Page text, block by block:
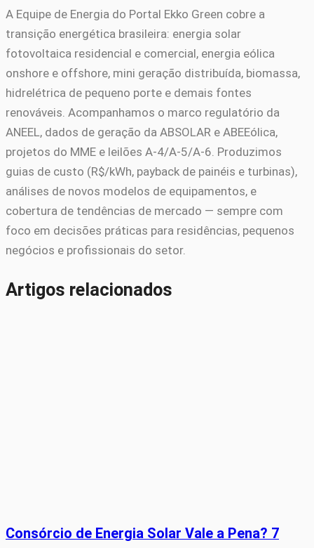
A Equipe de Energia do Portal Ekko Green cobre a
transição energética brasileira: energia solar
fotovoltaica residencial e comercial, energia eólica
onshore e offshore, mini geração distribuída, biomassa,
hidrelétrica de pequeno porte e demais fontes
renováveis. Acompanhamos o marco regulatório da
ANEEL, dados de geração da ABSOLAR e ABEEólica,
projetos do MME e leilões A-4/A-5/A-6. Produzimos
guias de custo (R$/kWh, payback de painéis e turbinas),
análises de novos modelos de equipamentos, e
cobertura de tendências de mercado — sempre com
foco em decisões práticas para residências, pequenos
negócios e profissionais do setor.
Artigos relacionados
Consórcio de Energia Solar Vale a Pena? 7